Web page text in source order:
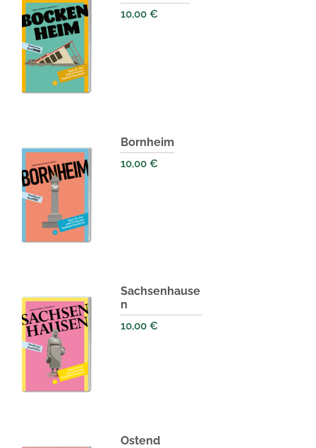
10,00 €
Bornheim
10,00 €
Sachsenhause
n
10,00 €
Ostend